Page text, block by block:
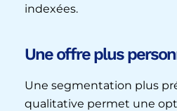
indexées.
Une offre plus
Une segmentation plus
qualitative permet une